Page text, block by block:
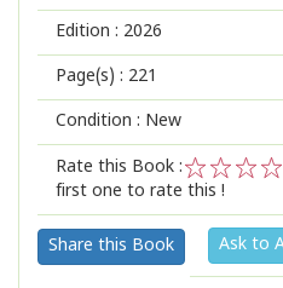
Edition : 2026
Page(s) : 221
Condition : New
Rate this Book :
2
1
first one to rate this !
Share this Book Ask to